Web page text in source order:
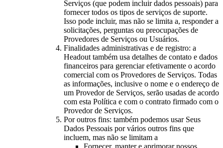
Serviços (que podem incluir dados pessoais) para
fornecer todos os tipos de serviços de suporte.
Isso pode incluir, mas não se limita a, responder a
solicitações, perguntas ou preocupações de
Provedores de Serviços ou Usuários.
Finalidades administrativas e de registro: a
Headout também usa detalhes de contato e dados
financeiros para gerenciar efetivamente o acordo
comercial com os Provedores de Serviços. Todas
as informações, inclusive o nome e o endereço de
um Provedor de Serviços, serão usadas de acordo
com esta Política e com o contrato firmado com o
Provedor de Serviços.
Por outros fins: também podemos usar Seus
Dados Pessoais por vários outros fins que
incluem, mas não se limitam a
Fornecer, manter e aprimorar nossos